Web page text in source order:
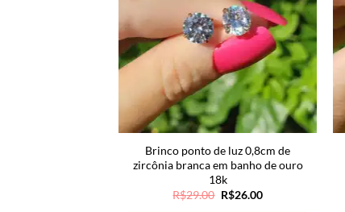
Brinco ponto de luz 0,8cm de
zircônia branca em banho de ouro
18k
R$29.00 O
R$26.00O